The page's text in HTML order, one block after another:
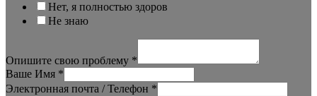
Нет, я полностью здоров
Не знаю
Опишите свою проблему *
Ваше Имя *
Электронная почта / Телефон *